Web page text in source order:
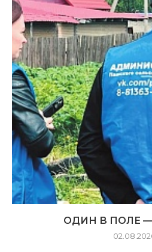
ОДИН В ПОЛЕ